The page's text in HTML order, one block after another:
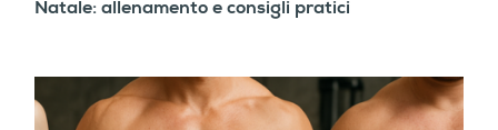
Natale: allenamento e consigli pratici